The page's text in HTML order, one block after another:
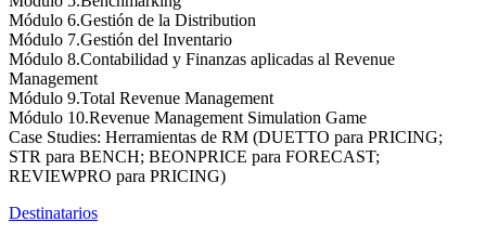
Módulo 6.Gestión de la Distribution
Módulo 7.Gestión del Inventario
Módulo 8.Contabilidad y Finanzas aplicadas al Revenue
Management
Módulo 9.Total Revenue Management
Módulo 10.Revenue Management Simulation Game
Case Studies: Herramientas de RM (DUETTO para PRICING;
STR para BENCH; BEONPRICE para FORECAST;
REVIEWPRO para PRICING)
Destinatarios